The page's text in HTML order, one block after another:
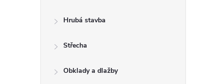
Hrubá stavba
Střecha
Obklady a dlažby